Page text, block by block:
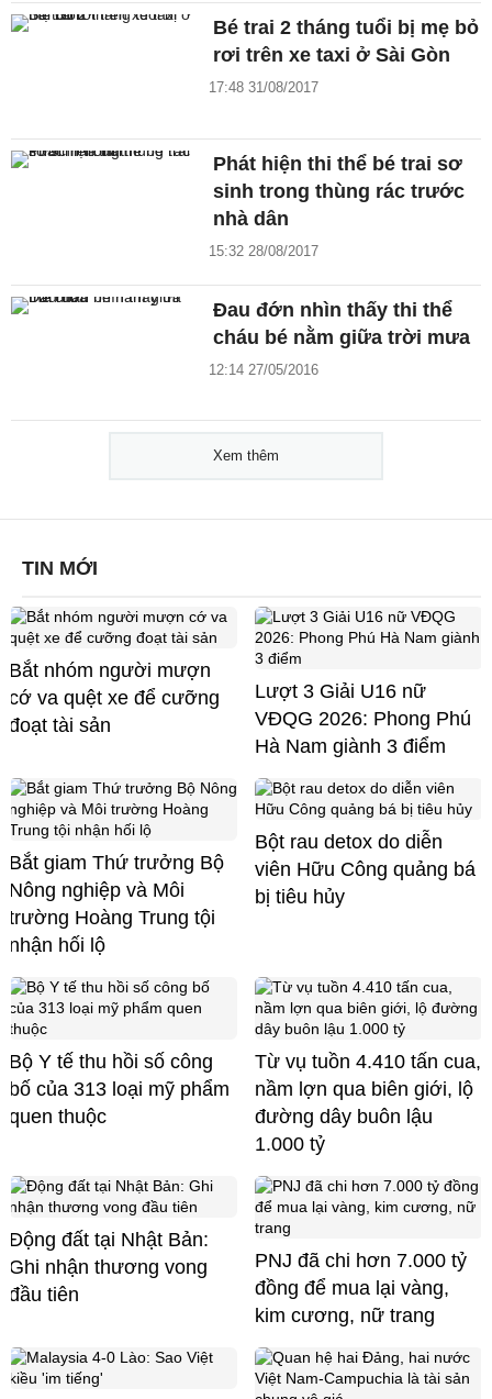
Bé trai 2 tháng tuổi bị mẹ bỏ
rơi trên xe taxi ở Sài Gòn
17:48 31/08/2017
Phát hiện thi thể bé trai sơ
sinh trong thùng rác trước
nhà dân
15:32 28/08/2017
Đau đớn nhìn thấy thi thể
cháu bé nằm giữa trời mưa
12:14 27/05/2016
Xem thêm
TIN MỚI
Bắt nhóm người mượn
cớ va quệt xe để cưỡng
đoạt tài sản
Lượt 3 Giải U16 nữ
VĐQG 2026: Phong Phú
Hà Nam giành 3 điểm
Bắt giam Thứ trưởng Bộ
Nông nghiệp và Môi
trường Hoàng Trung tội
nhận hối lộ
Bột rau detox do diễn
viên Hữu Công quảng bá
bị tiêu hủy
Bộ Y tế thu hồi số công
bố của 313 loại mỹ phẩm
quen thuộc
Từ vụ tuồn 4.410 tấn cua,
nầm lợn qua biên giới, lộ
đường dây buôn lậu
1.000 tỷ
Động đất tại Nhật Bản:
Ghi nhận thương vong
đầu tiên
PNJ đã chi hơn 7.000 tỷ
đồng để mua lại vàng,
kim cương, nữ trang